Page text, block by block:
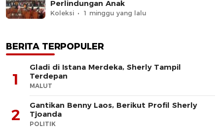
Perlindungan Anak
Koleksi 1 minggu yang lalu
BERITA TERPOPULER
1
Gladi di Istana Merdeka, Sherly Tampil
Terdepan
MALUT
2
Gantikan Benny Laos, Berikut Profil Sherly
Tjoanda
POLITIK